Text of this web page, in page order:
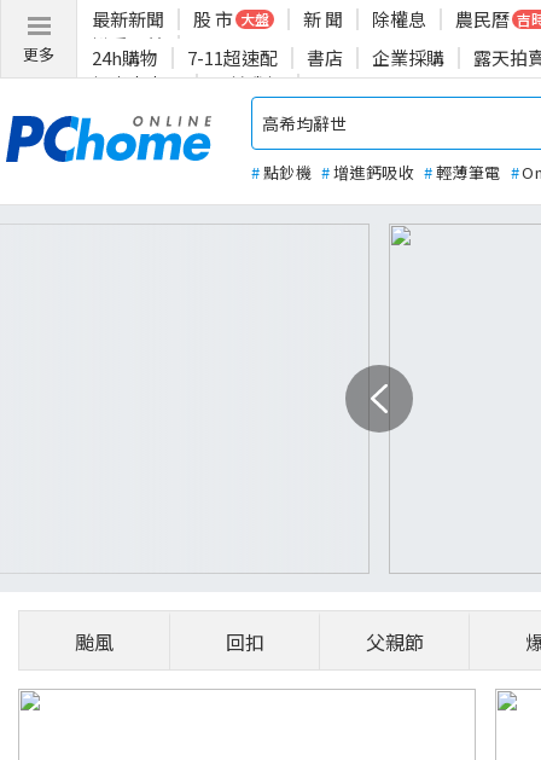
更多
最新新聞 股 市 大盤 新 聞 除權息 農民曆 吉
揪愛公益
24h購物 7-11超速配 書店 企業採購
露天拍
投資人專區
關於我們
#點鈔機 #增進鈣吸收 #輕薄筆電 #
颱風 回扣 父親節